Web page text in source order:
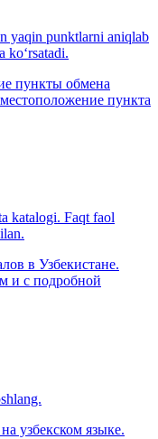
yaqin punktlarni aniqlab
ko‘rsatadi.
пункты обмена
пункта
katalogi. Faqt faol
в Узбекистане.
и с подробной
узбекском языке.